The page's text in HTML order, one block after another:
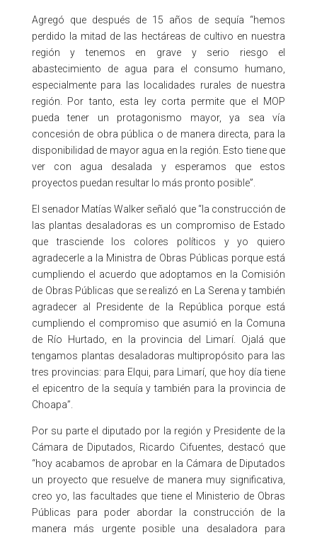
Agregó que después de 15 años de sequía “hemos
perdido la mitad de las hectáreas de cultivo en nuestra
región y tenemos en grave y serio riesgo el
abastecimiento de agua para el consumo humano,
especialmente para las localidades rurales de nuestra
región. Por tanto, esta ley corta permite que el MOP
pueda tener un protagonismo mayor, ya sea vía
concesión de obra pública o de manera directa, para la
disponibilidad de mayor agua en la región. Esto tiene que
ver con agua desalada y esperamos que estos
proyectos puedan resultar lo más pronto posible”.
El senador Matías Walker señaló que “la construcción de
las plantas desaladoras es un compromiso de Estado
que trasciende los colores políticos y yo quiero
agradecerle a la Ministra de Obras Públicas porque está
cumpliendo el acuerdo que adoptamos en la Comisión
de Obras Públicas que se realizó en La Serena y también
agradecer al Presidente de la República porque está
cumpliendo el compromiso que asumió en la Comuna
de Río Hurtado, en la provincia del Limarí. Ojalá que
tengamos plantas desaladoras multipropósito para las
tres provincias: para Elqui, para Limarí, que hoy día tiene
el epicentro de la sequía y también para la provincia de
Choapa”.
Por su parte el diputado por la región y Presidente de la
Cámara de Diputados, Ricardo Cifuentes, destacó que
“hoy acabamos de aprobar en la Cámara de Diputados
un proyecto que resuelve de manera muy significativa,
creo yo, las facultades que tiene el Ministerio de Obras
Públicas para poder abordar la construcción de la
manera más urgente posible una desaladora para